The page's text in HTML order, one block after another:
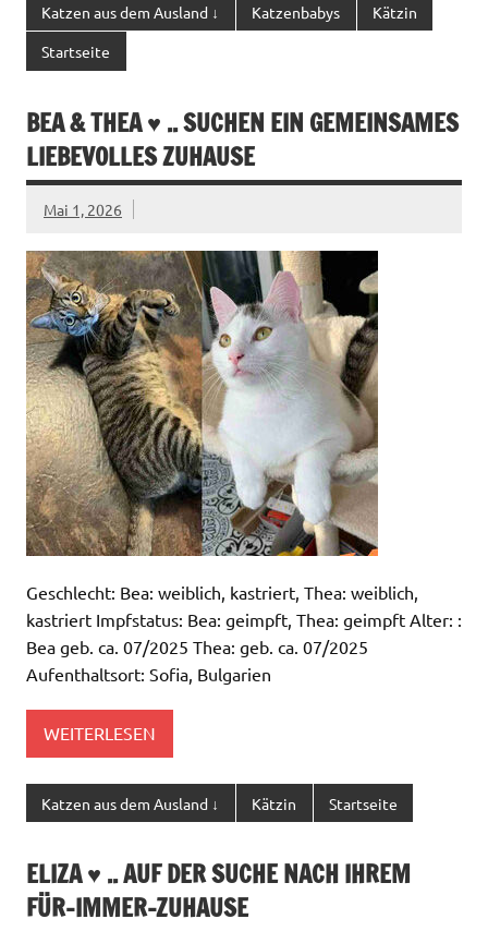
Katzen aus dem Ausland ↓ Katzenbabys Kätzin
Startseite
BEA & THEA ♥ .. SUCHEN EIN GEMEINSAMES
LIEBEVOLLES ZUHAUSE
Mai 1, 2026
Geschlecht: Bea: weiblich, kastriert, Thea: weiblich,
kastriert Impfstatus: Bea: geimpft, Thea: geimpft Alter: :
Bea geb. ca. 07/2025 Thea: geb. ca. 07/2025
Aufenthaltsort: Sofia, Bulgarien
WEITERLESEN
Katzen aus dem Ausland ↓ Kätzin Startseite
ELIZA ♥ .. AUF DER SUCHE NACH IHREM
FÜR-IMMER-ZUHAUSE